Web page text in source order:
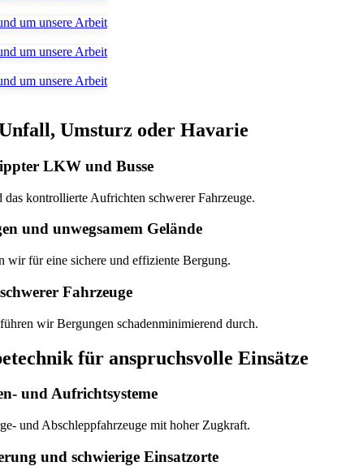
Umsturz oder Havarie
LKW und Busse
kontrollierte Aufrichten schwerer Fahrzeuge.
und unwegsamem Gelände
wir für eine sichere und effiziente Bergung.
Fahrzeuge
wir Bergungen schadenminimierend durch.
für anspruchsvolle Einsätze
und Aufrichtsysteme
und Abschleppfahrzeuge mit hoher Zugkraft.
und schwierige Einsatzorte